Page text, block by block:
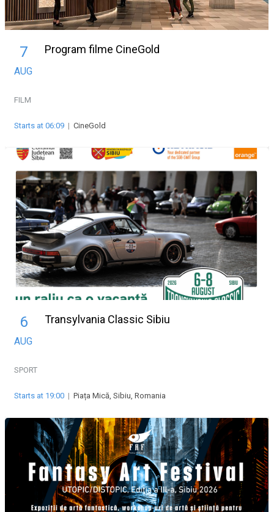
7
AUG
Program filme CineGold
FILM
Starts at 06:09 | CineGold
6
AUG
Transylvania Classic Sibiu
SPORT
Starts at 19:00 | Piața Mică, Sibiu, Romania